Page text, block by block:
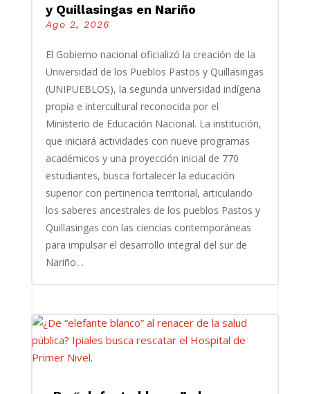
y Quillasingas en Nariño
Ago 2, 2026
El Gobierno nacional oficializó la creación de la
Universidad de los Pueblos Pastos y Quillasingas
(UNIPUEBLOS), la segunda universidad indígena
propia e intercultural reconocida por el
Ministerio de Educación Nacional. La institución,
que iniciará actividades con nueve programas
académicos y una proyección inicial de 770
estudiantes, busca fortalecer la educación
superior con pertinencia territorial, articulando
los saberes ancestrales de los pueblos Pastos y
Quillasingas con las ciencias contemporáneas
para impulsar el desarrollo integral del sur de
Nariño…